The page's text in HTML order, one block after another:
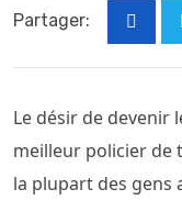
Partager:
Le désir de devenir
meilleur policier de
la plupart des gens